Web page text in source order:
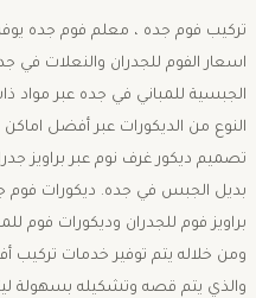
تركيب فوم جده ، معلم فوم جده
اسعار الفوم للجدران والنعلات في
الجبسية للمباني في جده عبر مواد
النوع من الديكورات عبر أفضل
تصميم ديكور غرف نوم عبر براويز
بديل الجبس في جده. ديكورات فوم
براويز فوم للجدران وديكورات فوم
ومن خلاله يتم توفير خدمات تركيب
والذي يتم قصه وتشكيله بسهولة